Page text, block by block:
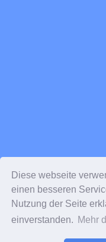
Diese webseite
einen besseren
Nutzung der Seite
einverstanden. Mehr